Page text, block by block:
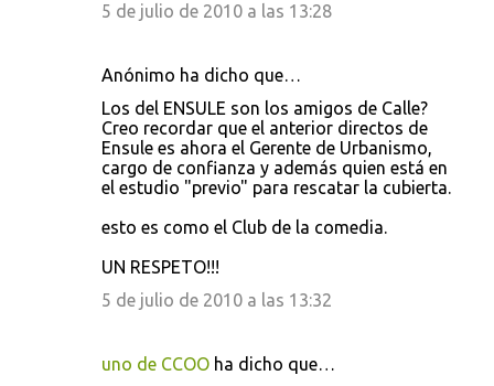
5 de julio de 2010 a las 13:28
Anónimo ha dicho que…
Los del ENSULE son los amigos de Calle?
Creo recordar que el anterior directos de
Ensule es ahora el Gerente de Urbanismo,
cargo de confianza y además quien está en
el estudio "previo" para rescatar la cubierta.
esto es como el Club de la comedia.
UN RESPETO!!!
5 de julio de 2010 a las 13:32
uno de CCOO ha dicho que…